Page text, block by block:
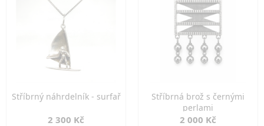
Stříbrný náhrdelník - surfař
2 300 Kč
Stříbrná brož s černými
perlami
2 000 Kč